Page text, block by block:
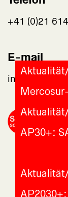
Aktualität
Aktualität
AP30+:
Aktualität
+41 (0)21
E-mail
info@assaf-